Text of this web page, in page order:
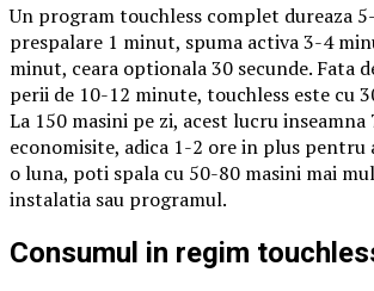
Un program touchless complet dureaza
prespalare 1 minut, spuma activa 3-4
minut, ceara optionala 30 secunde. Fata
perii de 10-12 minute, touchless este cu
La 150 masini pe zi, acest lucru
economisite, adica 1-2 ore in plus
o luna, poti spala cu 50-80 masini mai
instalatia sau programul.
Consumul in regim